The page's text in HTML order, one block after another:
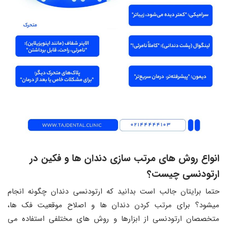
انواع روش های مرتب سازی دندان ها و فکین در
ارتودنسی چیست؟
حتما برایتان جالب است بدانید که ارتودنسی دندان چگونه انجام
میشود؟ برای مرتب کردن دندان ها و اصلاح موقعیت فک ها،
متخصصان ارتودنسی از ابزارها و روش های مختلفی استفاده می